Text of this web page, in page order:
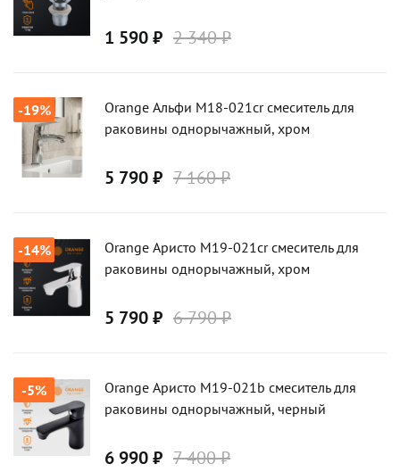
1 590 ₽ 2 340 ₽
-19%
Orange Альфи M18-021cr смеситель для
раковины однорычажный, хром
5 790 ₽ 7 160 ₽
-14%
Orange Аристо M19-021cr смеситель для
раковины однорычажный, хром
5 790 ₽ 6 790 ₽
-5%
Orange Аристо M19-021b смеситель для
раковины однорычажный, черный
6 990 ₽ 7 400 ₽